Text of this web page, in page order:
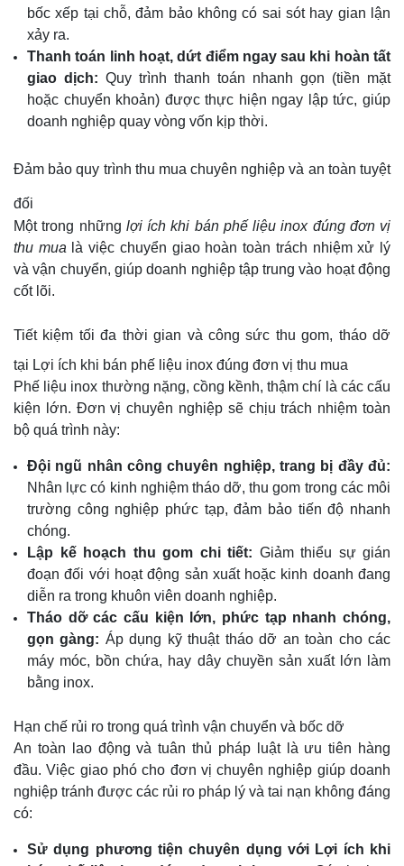
bốc xếp tại chỗ, đảm bảo không có sai sót hay gian lận
xảy ra.
Thanh toán linh hoạt, dứt điểm ngay sau khi hoàn tất
giao dịch: Quy trình thanh toán nhanh gọn (tiền mặt
hoặc chuyển khoản) được thực hiện ngay lập tức, giúp
doanh nghiệp quay vòng vốn kịp thời.
Đảm bảo quy trình thu mua chuyên nghiệp và an toàn tuyệt
đối
Một trong những lợi ích khi bán phế liệu inox đúng đơn vị
thu mua là việc chuyển giao hoàn toàn trách nhiệm xử lý
và vận chuyển, giúp doanh nghiệp tập trung vào hoạt động
cốt lõi.
Tiết kiệm tối đa thời gian và công sức thu gom, tháo dỡ
tại Lợi ích khi bán phế liệu inox đúng đơn vị thu mua
Phế liệu inox thường nặng, cồng kềnh, thậm chí là các cấu
kiện lớn. Đơn vị chuyên nghiệp sẽ chịu trách nhiệm toàn
bộ quá trình này:
Đội ngũ nhân công chuyên nghiệp, trang bị đầy đủ:
Nhân lực có kinh nghiệm tháo dỡ, thu gom trong các môi
trường công nghiệp phức tạp, đảm bảo tiến độ nhanh
chóng.
Lập kế hoạch thu gom chi tiết: Giảm thiểu sự gián
đoạn đối với hoạt động sản xuất hoặc kinh doanh đang
diễn ra trong khuôn viên doanh nghiệp.
Tháo dỡ các cấu kiện lớn, phức tạp nhanh chóng,
gọn gàng: Áp dụng kỹ thuật tháo dỡ an toàn cho các
máy móc, bồn chứa, hay dây chuyền sản xuất lớn làm
bằng inox.
Hạn chế rủi ro trong quá trình vận chuyển và bốc dỡ
An toàn lao động và tuân thủ pháp luật là ưu tiên hàng
đầu. Việc giao phó cho đơn vị chuyên nghiệp giúp doanh
nghiệp tránh được các rủi ro pháp lý và tai nạn không đáng
có:
Sử dụng phương tiện chuyên dụng với Lợi ích khi